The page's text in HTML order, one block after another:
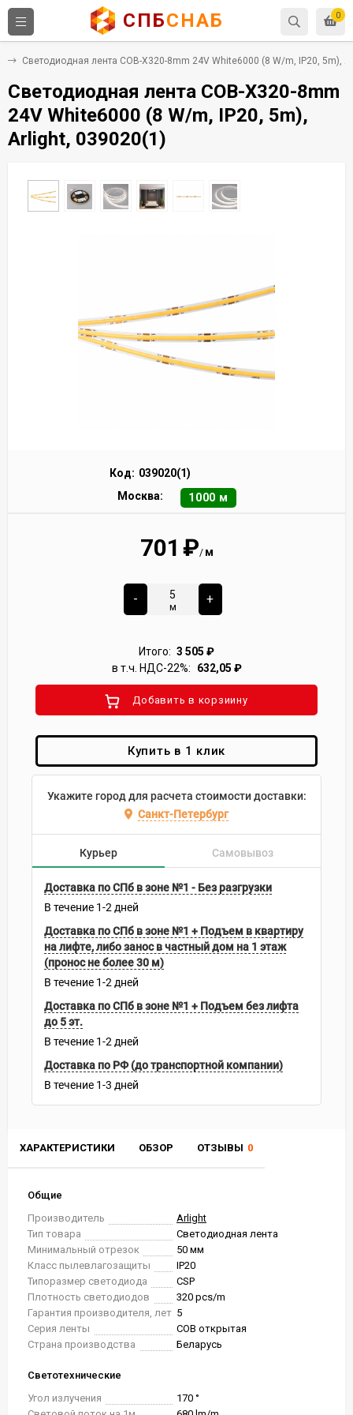
0
СПБСНАБ
Светодиодная лента COB-X320-8mm 24V White6000 (8 W/m, IP20, 5m),
Светодиодная лента COB-X320-8mm
24V White6000 (8 W/m, IP20, 5m),
Arlight, 039020(1)
ХАРАКТЕРИСТИКИ ОБЗОР ОТЗЫВЫ 0
Общие
Производитель
Arlight
Тип товара
Светодиодная лента
Минимальный отрезок
50 мм
Класс пылевлагозащиты
IP20
Типоразмер светодиода
CSP
Плотность светодиодов
320 pcs/m
Гарантия производителя, лет 5
Серия ленты
COB открытая
Страна производства
Беларусь
Светотехнические
Угол излучения
170 °
Код: 039020(1)
Москва:
1000 м
701 ₽/ м
-
м
+
Итого: 3 505 ₽
в т.ч. НДС-22%:
632,05 ₽
Добавить в корзиину
Купить в 1 клик
Укажите город для расчета стоимости доставки:
Санкт-Петербург
Курьер Самовывоз
Доставка по СПб в зоне №1 - Без разгрузки
В течение 1-2 дней
Доставка по СПб в зоне №1 + Подъем в квартиру
на лифте, либо занос в частный дом на 1 этаж
(пронос не более 30 м)
В течение 1-2 дней
Доставка по СПб в зоне №1 + Подъем без лифта
до 5 эт.
В течение 1-2 дней
Доставка по РФ (до транспортной компании)
В течение 1-3 дней